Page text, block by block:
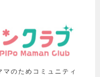
のためコミュニティ